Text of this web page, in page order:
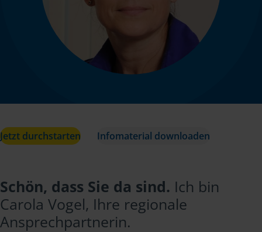
Jetzt durchstarten Infomaterial downloaden
Schön, dass Sie da sind. Ich bin
Carola Vogel, Ihre regionale
Ansprechpartnerin.